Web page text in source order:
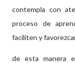
contempla con
proceso de
faciliten y
de esta manera